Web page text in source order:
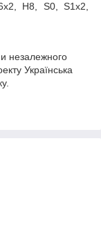
H8, S0, S1х2,
незалежного
Українська